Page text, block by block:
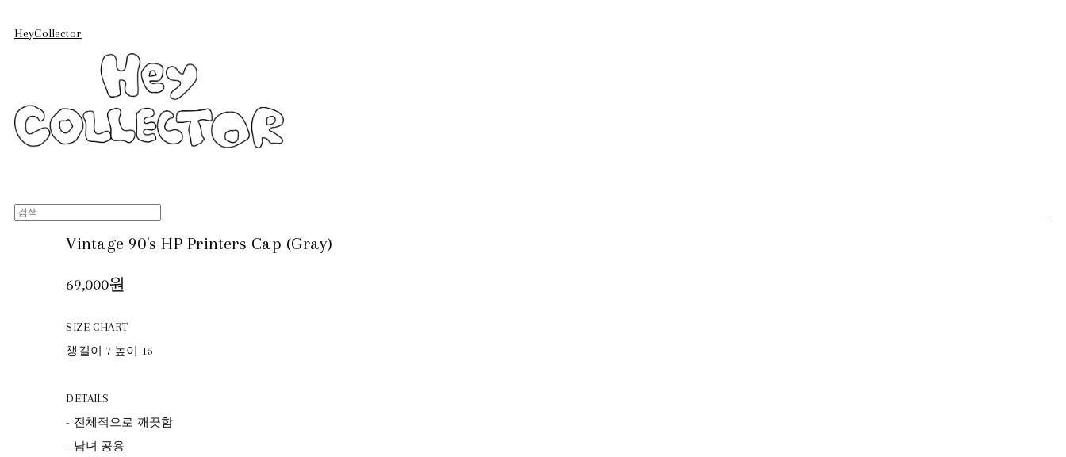
HeyCollector
Vintage 90's HP Printers Cap (Gray)
69,000원
SIZE CHART
챙길이 7 높이 15
DETAILS
- 전체적으로 깨끗함
- 남녀 공용